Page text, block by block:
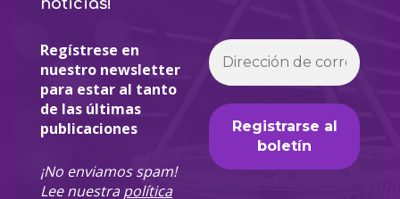
Regístrese en
nuestro newsletter
para estar al tanto
de las últimas
publicaciones
¡No enviamos spam!
Lee nuestrapolítica